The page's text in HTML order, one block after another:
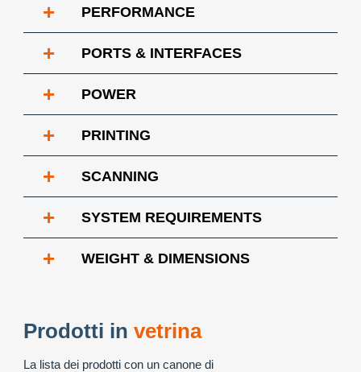
+ PERFORMANCE
+ PORTS & INTERFACES
+ POWER
+ PRINTING
+ SCANNING
+ SYSTEM REQUIREMENTS
+ WEIGHT & DIMENSIONS
Prodotti in vetrina
La lista dei prodotti con un canone di